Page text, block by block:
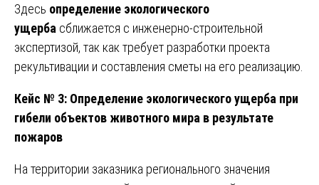
Здесь определение экологического
ущерба сближается с инженерно-строительной
экспертизой, так как требует разработки проекта
рекультивации и составления сметы на его реализацию.
Кейс № 3: Определение экологического ущерба при
гибели объектов животного мира в результате
пожаров
На территории заказника регионального значения